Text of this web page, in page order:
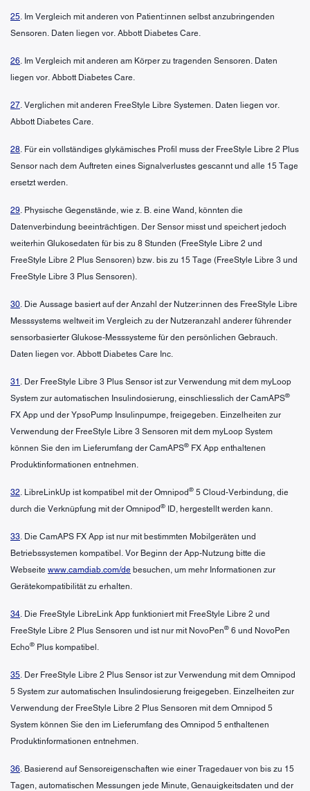
25. Im Vergleich mit anderen von Patient:innen selbst anzubringenden
Sensoren. Daten liegen vor. Abbott Diabetes Care.
26. Im Vergleich mit anderen am Körper zu tragenden Sensoren. Daten
liegen vor. Abbott Diabetes Care.
27. Verglichen mit anderen FreeStyle Libre Systemen. Daten liegen vor.
Abbott Diabetes Care.
28. Für ein vollständiges glykämisches Profil muss der FreeStyle Libre 2 Plus
Sensor nach dem Auftreten eines Signalverlustes gescannt und alle 15 Tage
ersetzt werden.
29. Physische Gegenstände, wie z. B. eine Wand, könnten die
Datenverbindung beeinträchtigen. Der Sensor misst und speichert jedoch
weiterhin Glukosedaten für bis zu 8 Stunden (FreeStyle Libre 2 und
FreeStyle Libre 2 Plus Sensoren) bzw. bis zu 15 Tage (FreeStyle Libre 3 und
FreeStyle Libre 3 Plus Sensoren).
30. Die Aussage basiert auf der Anzahl der Nutzer:innen des FreeStyle Libre
Messsystems weltweit im Vergleich zu der Nutzeranzahl anderer führender
sensorbasierter Glukose-Messsysteme für den persönlichen Gebrauch.
Daten liegen vor. Abbott Diabetes Care Inc.
31 . Der FreeStyle Libre 3 Plus Sensor ist zur Verwendung mit dem myLoop
System zur automatischen Insulindosierung, einschliesslich der CamAPS®
FX App und der YpsoPump Insulinpumpe, freigegeben. Einzelheiten zur
Verwendung der FreeStyle Libre 3 Sensoren mit dem myLoop System
können Sie den im Lieferumfang der CamAPS® FX App enthaltenen
Produktinformationen entnehmen.
32. LibreLinkUp ist kompatibel mit der Omnipod® 5 Cloud-Verbindung, die
durch die Verknüpfung mit der Omnipod® ID, hergestellt werden kann.
33. Die CamAPS FX App ist nur mit bestimmten Mobilgeräten und
Betriebssystemen kompatibel. Vor Beginn der App-Nutzung bitte die
Webseite www.camdiab.com/de besuchen, um mehr Informationen zur
Gerätekompatibilität zu erhalten.
34. Die FreeStyle LibreLink App funktioniert mit FreeStyle Libre 2 und
FreeStyle Libre 2 Plus Sensoren und ist nur mit NovoPen® 6 und NovoPen
Echo® Plus kompatibel.
35. Der FreeStyle Libre 2 Plus Sensor ist zur Verwendung mit dem Omnipod
5 System zur automatischen Insulindosierung freigegeben. Einzelheiten zur
Verwendung der FreeStyle Libre 2 Plus Sensoren mit dem Omnipod 5
System können Sie den im Lieferumfang des Omnipod 5 enthaltenen
Produktinformationen entnehmen.
36. Basierend auf Sensoreigenschaften wie einer Tragedauer von bis zu 15
Tagen, automatischen Messungen jede Minute, Genauigkeitsdaten und der